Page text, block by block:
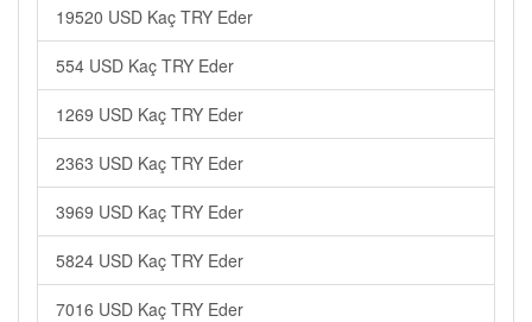
19520 USD Kaç TRY Eder
554 USD Kaç TRY Eder
1269 USD Kaç TRY Eder
2363 USD Kaç TRY Eder
3969 USD Kaç TRY Eder
5824 USD Kaç TRY Eder
7016 USD Kaç TRY Eder